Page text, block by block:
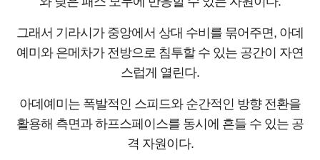
그래서 기라시가 중앙에서 상대 수비를 묶어주면, 아데
예미와 은메차가 전방으로 침투할 수 있는 공간이 자연
스럽게 열린다.
아데예미는 폭발적인 스피드와 순간적인 방향 전환을
활용해 측면과 하프스페이스를 동시에 흔들 수 있는 공
격 자원이다.